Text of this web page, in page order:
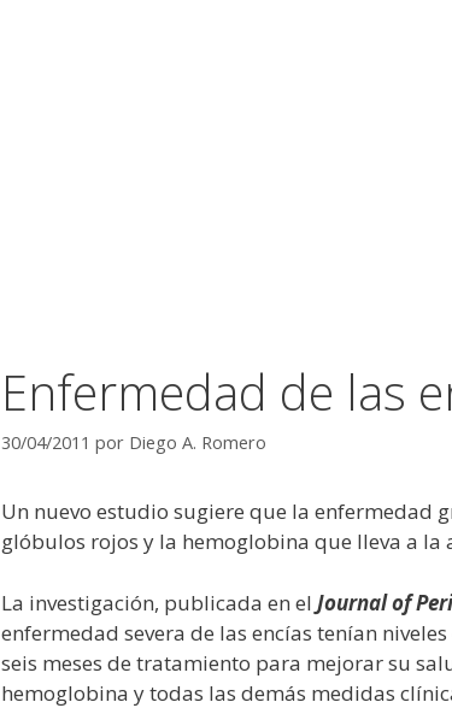
Enfermedad de las
30/04/2011 por Diego A. Romero
Un nuevo estudio sugiere que la enfermedad
glóbulos rojos y la hemoglobina que lleva a la
La investigación, publicada en el Journal of
enfermedad severa de las encías tenían
seis meses de tratamiento para mejorar su
hemoglobina y todas las demás medidas